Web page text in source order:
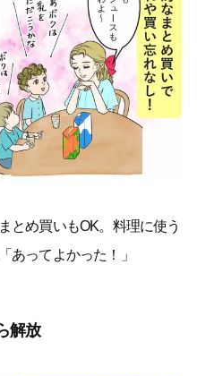
とめ買いもOK。料理に使う
あってよかった！」